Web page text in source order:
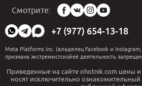
Смотрите:
Мы
в
социальных
сетях:
+7 (977) 654-13-18
Meta Platforms Inc. (владелец Facebook и
признана экстремистскойеё деятельность
Приведенные на сайте ohotnik.com цены и
носят исключительно ознакомительный